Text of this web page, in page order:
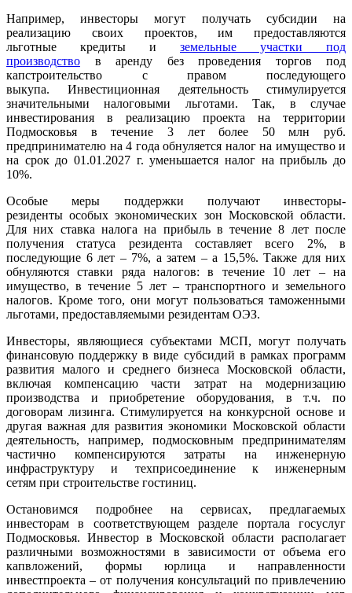
Например, инвесторы могут получать субсидии на
реализацию своих проектов, им предоставляются
льготные кредиты и земельные участки под
производство в аренду без проведения торгов под
капстроительство с правом последующего
выкупа. Инвестиционная деятельность стимулируется
значительными налоговыми льготами. Так, в случае
инвестирования в реализацию проекта на территории
Подмосковья в течение 3 лет более 50 млн руб.
предпринимателю на 4 года обнуляется налог на имущество и
на срок до 01.01.2027 г. уменьшается налог на прибыль до
10%.
Особые меры поддержки получают инвесторы-
резиденты особых экономических зон Московской области.
Для них ставка налога на прибыль в течение 8 лет после
получения статуса резидента составляет всего 2%, в
последующие 6 лет – 7%, а затем – а 15,5%. Также для них
обнуляются ставки ряда налогов: в течение 10 лет – на
имущество, в течение 5 лет – транспортного и земельного
налогов. Кроме того, они могут пользоваться таможенными
льготами, предоставляемыми резидентам ОЭЗ.
Инвесторы, являющиеся субъектами МСП, могут получать
финансовую поддержку в виде субсидий в рамках программ
развития малого и среднего бизнеса Московской области,
включая компенсацию части затрат на модернизацию
производства и приобретение оборудования, в т.ч. по
договорам лизинга. Стимулируется на конкурсной основе и
другая важная для развития экономики Московской области
деятельность, например, подмосковным предпринимателям
частично компенсируются затраты на инженерную
инфраструктуру и техприсоединение к инженерным
сетям при строительстве гостиниц.
Остановимся подробнее на сервисах, предлагаемых
инвесторам в соответствующем разделе портала госуслуг
Подмосковья. Инвестор в Московской области располагает
различными возможностями в зависимости от объема его
капвложений, формы юрлица и направленности
инвестпроекта – от получения консультаций по привлечению